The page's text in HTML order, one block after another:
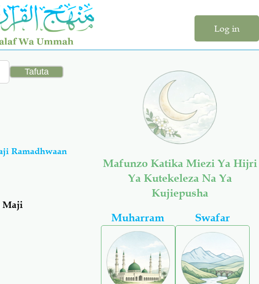
Log in
Ramadhwaan
Maji
Mafunzo Katika Miezi Ya Hijri
Ya Kutekeleza Na Ya
Kujiepusha
Muharram
Swafar